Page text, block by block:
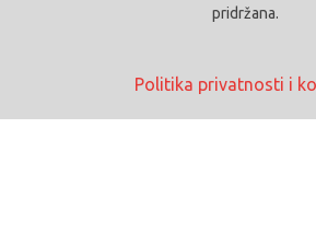
pridržana.
Politika privatnosti i